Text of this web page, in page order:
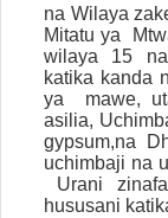
na Wilaya
Mitatu ya
wilaya 15
katika kanda
ya
mawe,
asilia,
gypsum,na
uchimbaji na
Urani
hususani